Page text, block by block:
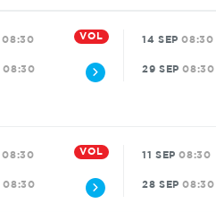
08:30 VOL
08:30
14 SEP 08:30
29 SEP 08:30
08:30 VOL
08:30
11 SEP 08:30
28 SEP 08:30